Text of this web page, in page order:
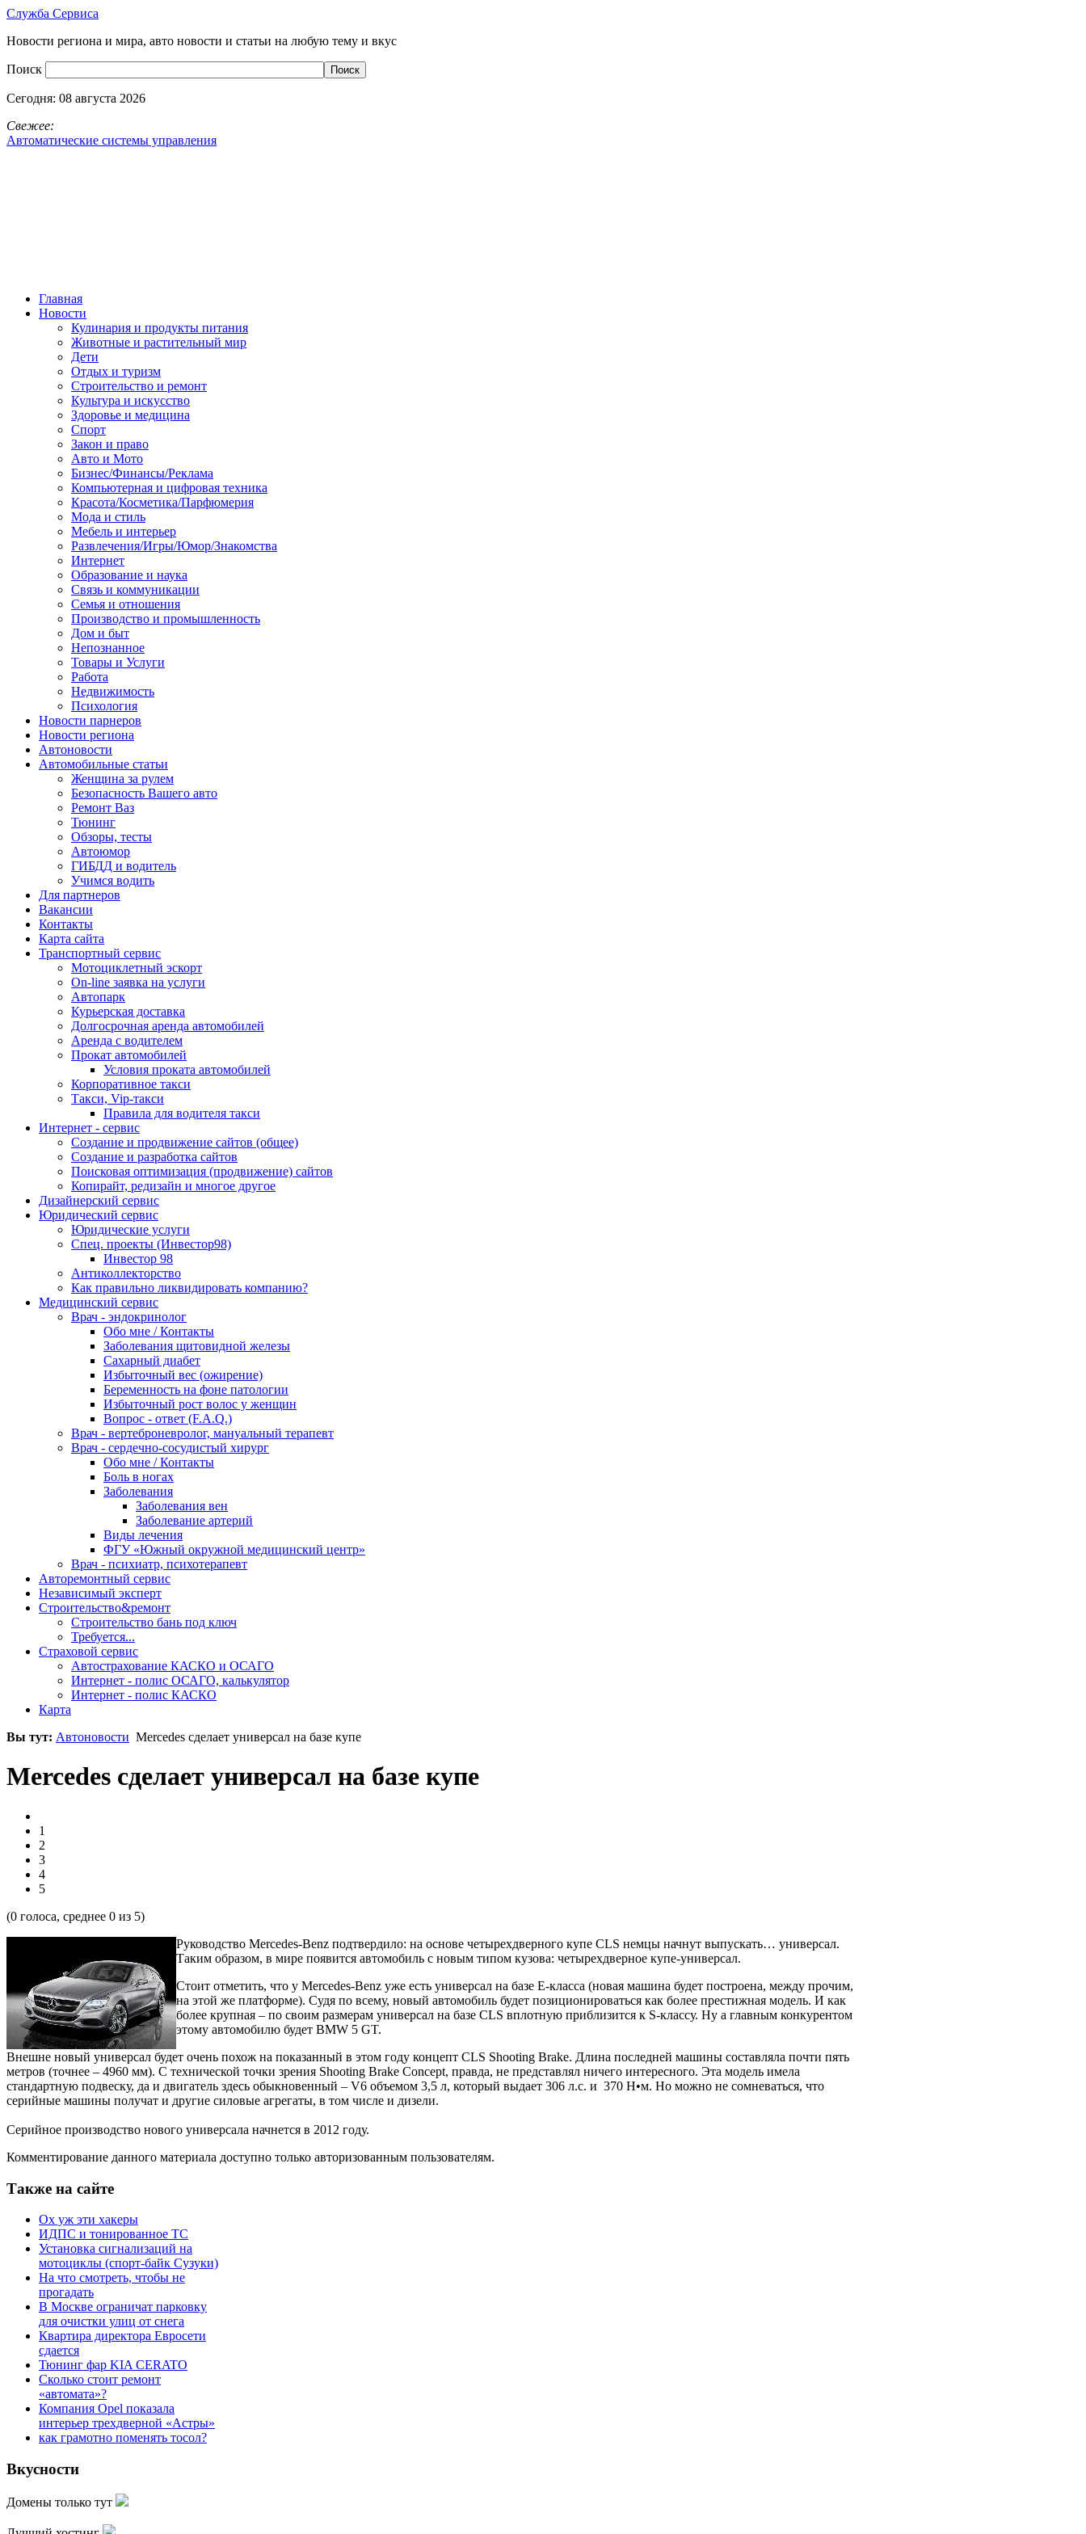
Служба Сервиса
Новости региона и мира, авто новости и статьи на любую тему и вкус
Поиск
Сегодня: 08 августа 2026
Свежее:
Автоматические системы управления
Главная
Новости
Кулинария и продукты питания
Животные и растительный мир
Дети
Отдых и туризм
Строительство и ремонт
Культура и искусство
Здоровье и медицина
Спорт
Закон и право
Авто и Мото
Бизнес/Финансы/Реклама
Компьютерная и цифровая техника
Красота/Косметика/Парфюмерия
Мода и стиль
Мебель и интерьер
Развлечения/Игры/Юмор/Знакомства
Интернет
Образование и наука
Связь и коммуникации
Семья и отношения
Производство и промышленность
Дом и быт
Непознанное
Товары и Услуги
Работа
Недвижимость
Психология
Новости парнеров
Новости региона
Автоновости
Автомобильные статьи
Женщина за рулем
Безопасность Вашего авто
Ремонт Ваз
Тюнинг
Обзоры, тесты
Автоюмор
ГИБДД и водитель
Учимся водить
Для партнеров
Вакансии
Контакты
Карта сайта
Транспортный сервис
Мотоциклетный эскорт
On-line заявка на услуги
Автопарк
Курьерская доставка
Долгосрочная аренда автомобилей
Аренда с водителем
Прокат автомобилей
Условия проката автомобилей
Корпоративное такси
Такси, Vip-такси
Правила для водителя такси
Интернет - сервис
Создание и продвижение сайтов (общее)
Создание и разработка сайтов
Поисковая оптимизация (продвижение) сайтов
Копирайт, редизайн и многое другое
Дизайнерский сервис
Юридический сервис
Юридические услуги
Спец. проекты (Инвестор98)
Инвестор 98
Антиколлекторство
Как правильно ликвидировать компанию?
Медицинский сервис
Врач - эндокринолог
Обо мне / Контакты
Заболевания щитовидной железы
Сахарный диабет
Избыточный вес (ожирение)
Беременность на фоне патологии
Избыточный рост волос у женщин
Вопрос - ответ (F.A.Q.)
Врач - вертеброневролог, мануальный терапевт
Врач - сердечно-сосудистый хирург
Обо мне / Контакты
Боль в ногах
Заболевания
Заболевания вен
Заболевание артерий
Виды лечения
ФГУ «Южный окружной медицинский центр»
Врач - психиатр, психотерапевт
Авторемонтный сервис
Независимый эксперт
Строительство&ремонт
Строительство бань под ключ
Требуется...
Страховой сервис
Автострахование КАСКО и ОСАГО
Интернет - полис ОСАГО, калькулятор
Интернет - полис КАСКО
Карта
Вы тут: Автоновости Mercedes сделает универсал на базе купе
Mercedes сделает универсал на базе купе
1
2
3
4
5
(0 голоса, среднее 0 из 5)
Руководство Mercedes-Benz подтвердило: на основе четырехдверного купе CLS немцы начнут выпускать… универсал.
Таким образом, в мире появится автомобиль с новым типом кузова: четырехдверное купе-универсал.
Стоит отметить, что у Mercedes-Benz уже есть универсал на базе Е-класса (новая машина будет построена, между прочим,
на этой же платформе). Судя по всему, новый автомобиль будет позиционироваться как более престижная модель. И как
более крупная – по своим размерам универсал на базе CLS вплотную приблизится к S-классу. Ну а главным конкурентом
этому автомобилю будет BMW 5 GT.
Внешне новый универсал будет очень похож на показанный в этом году концепт CLS Shooting Brake. Длина последней машины составляла почти пять
метров (точнее – 4960 мм). С технической точки зрения Shooting Brake Concept, правда, не представлял ничего интересного. Эта модель имела
стандартную подвеску, да и двигатель здесь обыкновенный – V6 объемом 3,5 л, который выдает 306 л.с. и 370 Н•м. Но можно не сомневаться, что
серийные машины получат и другие силовые агрегаты, в том числе и дизели.
Серийное производство нового универсала начнется в 2012 году.
Комментирование данного материала доступно только авторизованным пользователям.
Также на сайте
Ох уж эти хакеры
ИДПС и тонированное ТС
Установка сигнализаций на
мотоциклы (спорт-байк Сузуки)
На что смотреть, чтобы не
прогадать
В Москве ограничат парковку
для очистки улиц от снега
Квартира директора Евросети
сдается
Тюнинг фар KIA CERATO
Сколько стоит ремонт
«автомата»?
Компания Opel показала
интерьер трехдверной «Астры»
как грамотно поменять тосол?
Вкусности
Домены только тут